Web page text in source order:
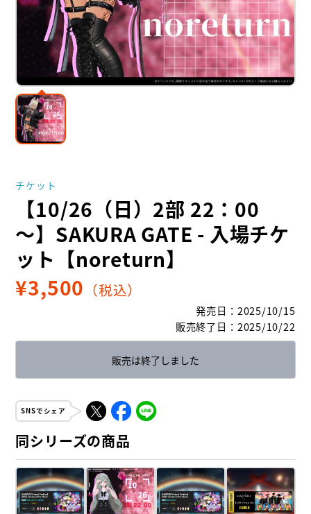
チケット
【10/26（日）2部 22：00
～】SAKURA GATE - 入場チケ
ット【noreturn】
¥3,500 （税込）
発売日 ： 2025/10/15
販売終了日 ： 2025/10/22
販売は終了しました
SNSでシェア
同シリーズの商品